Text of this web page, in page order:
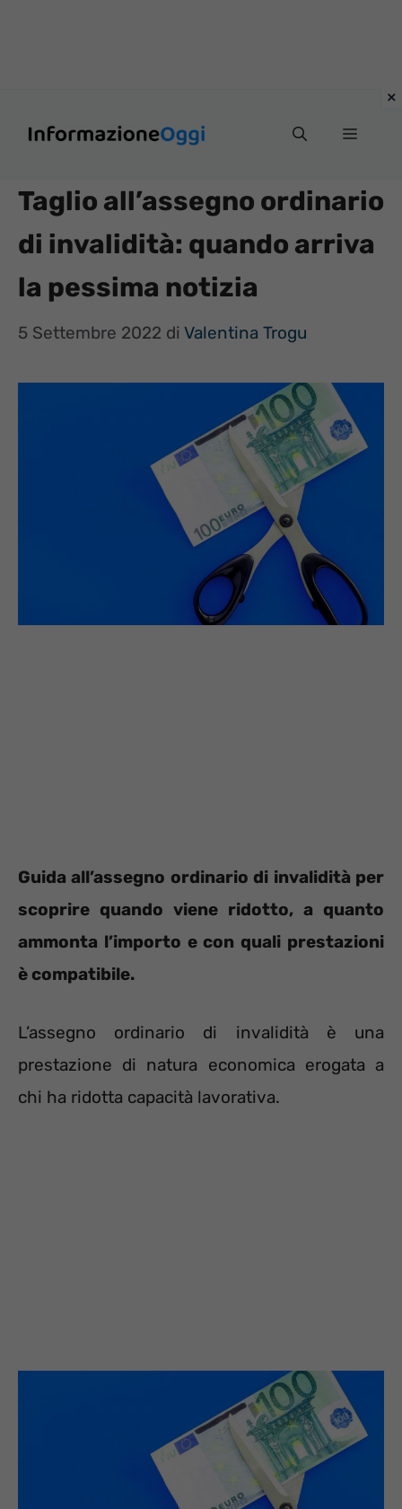
Menu
Taglio all’assegno ordinario
di invalidità: quando arriva
la pessima notizia
5 Settembre 2022 di Valentina Trogu
Guida all’assegno ordinario di invalidità per
scoprire quando viene ridotto, a quanto
ammonta l’importo e con quali prestazioni
è compatibile.
L’assegno ordinario di invalidità è una
prestazione di natura economica erogata a
chi ha ridotta capacità lavorativa.